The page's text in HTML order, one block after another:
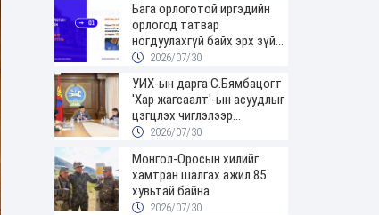
Бага орлоготой иргэдийн
орлогод татвар
ногдуулахгүй байх эрх зүйн
орчныг бүрдүүллээ
2026/07/30
УИХ-ын дарга С.Бямбацогт
'Хар жагсаалт'-ын асуудлыг
цэгцлэх чиглэлээр
Монголбанкны удирдлагад
үүрэг өглөө
2026/07/30
Монгол-Оросын хилийг
хамтран шалгах ажил 85
хувьтай байна
2026/07/30